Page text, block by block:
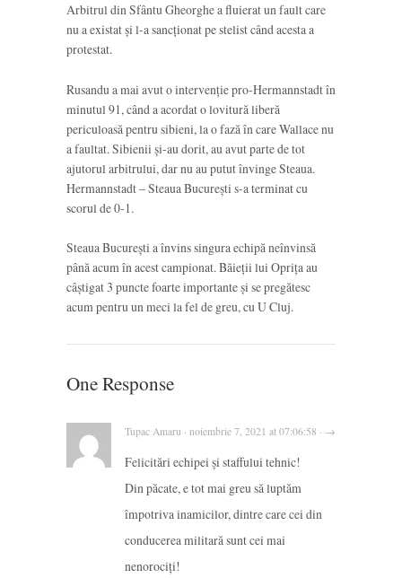
Arbitrul din Sfântu Gheorghe a fluierat un fault care
nu a existat și l-a sancționat pe stelist când acesta a
protestat.
Rusandu a mai avut o intervenție pro-Hermannstadt în
minutul 91, când a acordat o lovitură liberă
periculoasă pentru sibieni, la o fază în care Wallace nu
a faultat. Sibienii și-au dorit, au avut parte de tot
ajutorul arbitrului, dar nu au putut învinge Steaua.
Hermannstadt – Steaua București s-a terminat cu
scorul de 0-1.
Steaua București a învins singura echipă neînvinsă
până acum în acest campionat. Băieții lui Oprița au
câștigat 3 puncte foarte importante și se pregătesc
acum pentru un meci la fel de greu, cu U Cluj.
One Response
Tupac Amaru · noiembrie 7, 2021 at 07:06:58 · →
Felicitări echipei și staffului tehnic!
Din păcate, e tot mai greu să luptăm
împotriva inamicilor, dintre care cei din
conducerea militară sunt cei mai
nenorociți!